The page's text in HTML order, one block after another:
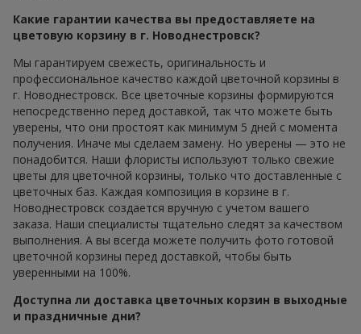
Какие гарантии качества вы предоставляете на
цветовую корзину в г. Новоднестровск?
Мы гарантируем свежесть, оригинальность и
профессиональное качество каждой цветочной корзины в
г. Новоднестровск. Все цветочные корзины формируются
непосредственно перед доставкой, так что можете быть
уверены, что они простоят как минимум 5 дней с момента
получения. Иначе мы сделаем замену. Но уверены — это не
понадобится. Наши флористы используют только свежие
цветы для цветочной корзины, только что доставленные с
цветочных баз. Каждая композиция в корзине в г.
Новоднестровск создается вручную с учетом вашего
заказа. Наши специалисты тщательно следят за качеством
выполнения. А вы всегда можете получить фото готовой
цветочной корзины перед доставкой, чтобы быть
уверенными на 100%.
Доступна ли доставка цветочных корзин в выходные
и праздничные дни?